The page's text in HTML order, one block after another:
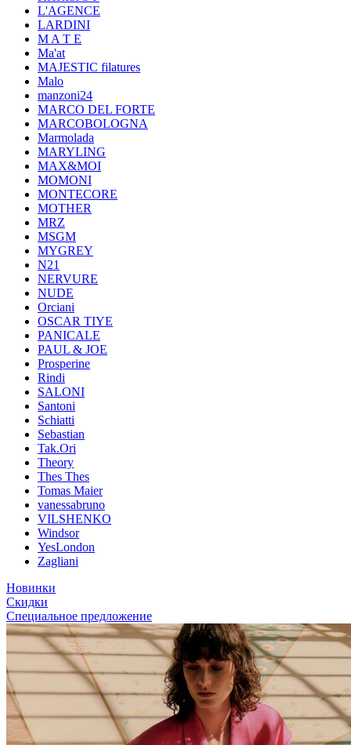
L'AGENCE
LARDINI
M A T E
Ma'at
MAJESTIC filatures
Malo
manzoni24
MARCO DEL FORTE
MARCOBOLOGNA
Marmolada
MARYLING
MAX&MOI
MOMONI
MONTECORE
MOTHER
MRZ
MSGM
MYGREY
N21
NERVURE
NUDE
Orciani
OSCAR TIYE
PANICALE
PAUL & JOE
Prosperine
Rindi
SALONI
Santoni
Schiatti
Sebastian
Tak.Ori
Theory
Thes Thes
Tomas Maier
vanessabruno
VILSHENKO
Windsor
YesLondon
Zagliani
Новинки
Скидки
Специальное предложение